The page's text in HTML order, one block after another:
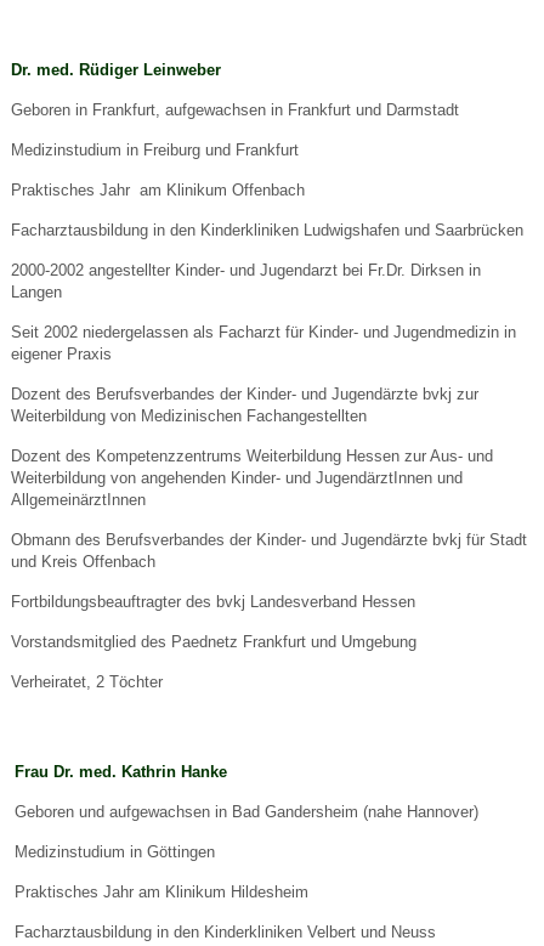
Dr. med. Rüdiger Leinweber
Geboren in Frankfurt, aufgewachsen in Frankfurt und Darmstadt
Medizinstudium in Freiburg und Frankfurt
Praktisches Jahr am Klinikum Offenbach
Facharztausbildung in den Kinderkliniken Ludwigshafen und Saarbrücken
2000-2002 angestellter Kinder- und Jugendarzt bei Fr.Dr. Dirksen in
Langen
Seit 2002 niedergelassen als Facharzt für Kinder- und Jugendmedizin in
eigener Praxis
Dozent des Berufsverbandes der Kinder- und Jugendärzte bvkj zur
Weiterbildung von Medizinischen Fachangestellten
Dozent des Kompetenzzentrums Weiterbildung Hessen zur Aus- und
Weiterbildung von angehenden Kinder- und JugendärztInnen und
AllgemeinärztInnen
Obmann des Berufsverbandes der Kinder- und Jugendärzte bvkj für Stadt
und Kreis Offenbach
Fortbildungsbeauftragter des bvkj Landesverband Hessen
Vorstandsmitglied des Paednetz Frankfurt und Umgebung
Verheiratet, 2 Töchter
Frau Dr. med. Kathrin Hanke
Geboren und aufgewachsen in Bad Gandersheim (nahe Hannover)
Medizinstudium in Göttingen
Praktisches Jahr am Klinikum Hildesheim
Facharztausbildung in den Kinderkliniken Velbert und Neuss